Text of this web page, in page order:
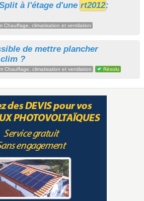
à l'étage d'une rt2012:
Chauffage, climatisation et ventilation
de mettre plancher
?
Chauffage, climatisation et ventilation Résolu